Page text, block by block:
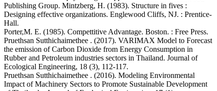
Publishing Group. Mintzberg, H. (1983). Structure in fives :
Designing effective organizations. Englewood Cliffs, NJ. : Prentice-
Hall.
Porter,M. E. (1985). Compettitive Advantage. Boston. : Free Press.
Pruethsan Sutthichaimethee . (2017). VARIMAX Model to Forecast
the emission of Carbon Dioxide from Energy Consumption in
Rubber and Petroleum industries sectors in Thailand. Journal of
Ecological Engineering, 18 (3), 112-117.
Pruethsan Sutthichaimethee . (2016). Modeling Environmental
Impact of Machinery Sectors to Promote Sustainable Development